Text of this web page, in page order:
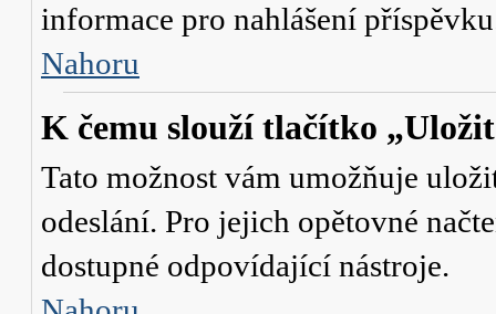
informace pro nahlášení
Nahoru
K čemu slouží tlačítko
Tato možnost vám umožňuje
odeslání. Pro jejich opětovné
dostupné odpovídající nástroje.